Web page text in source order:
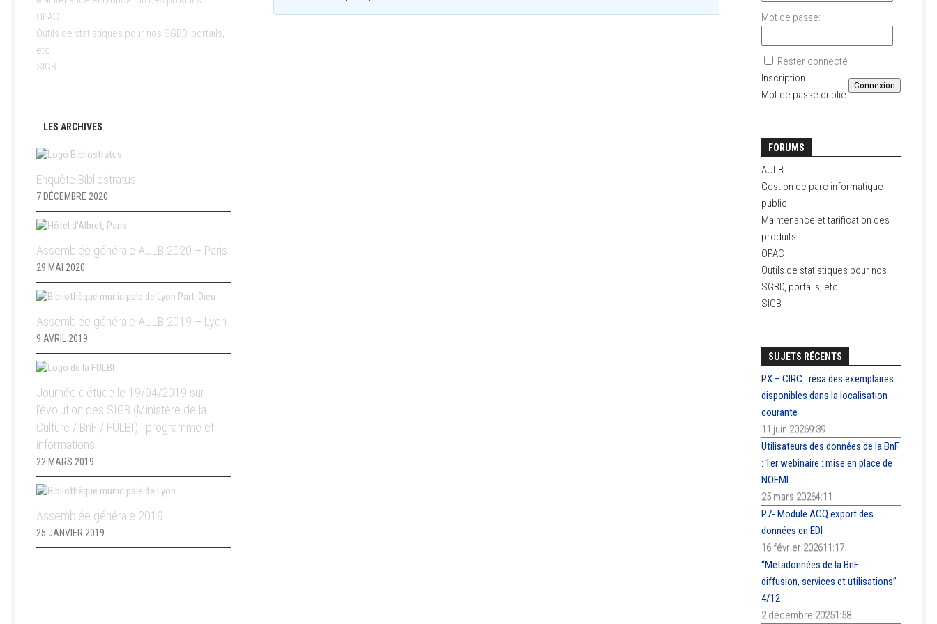
OPAC
Outils de statistiques pour nos SGBD, portails,
etc
SIGB
LES ARCHIVES
Enquête Bibliostratus
7 DÉCEMBRE 2020
Assemblée générale AULB 2020 – Paris
29 MAI 2020
Assemblée générale AULB 2019 – Lyon
9 AVRIL 2019
Journée d’étude le 19/04/2019 sur
l’évolution des SIGB (Ministère de la
Culture / BnF / FULBI) : programme et
informations
22 MARS 2019
Assemblée générale 2019
25 JANVIER 2019
Mot de passe:
Rester connecté
Connexion
Inscription
Mot de passe oublié
FORUMS
AULB
Gestion de parc informatique
public
Maintenance et tarification des
produits
OPAC
Outils de statistiques pour nos
SGBD, portails, etc
SIGB
SUJETS RÉCENTS
PX – CIRC : résa des exemplaires
disponibles dans la localisation
courante
11 juin 20269:39
Utilisateurs des données de la BnF
: 1er webinaire : mise en place de
NOEMI
25 mars 20264:11
P7- Module ACQ export des
données en EDI
16 février 202611:17
“Métadonnées de la BnF :
diffusion, services et utilisations”
4/12
2 décembre 20251:58